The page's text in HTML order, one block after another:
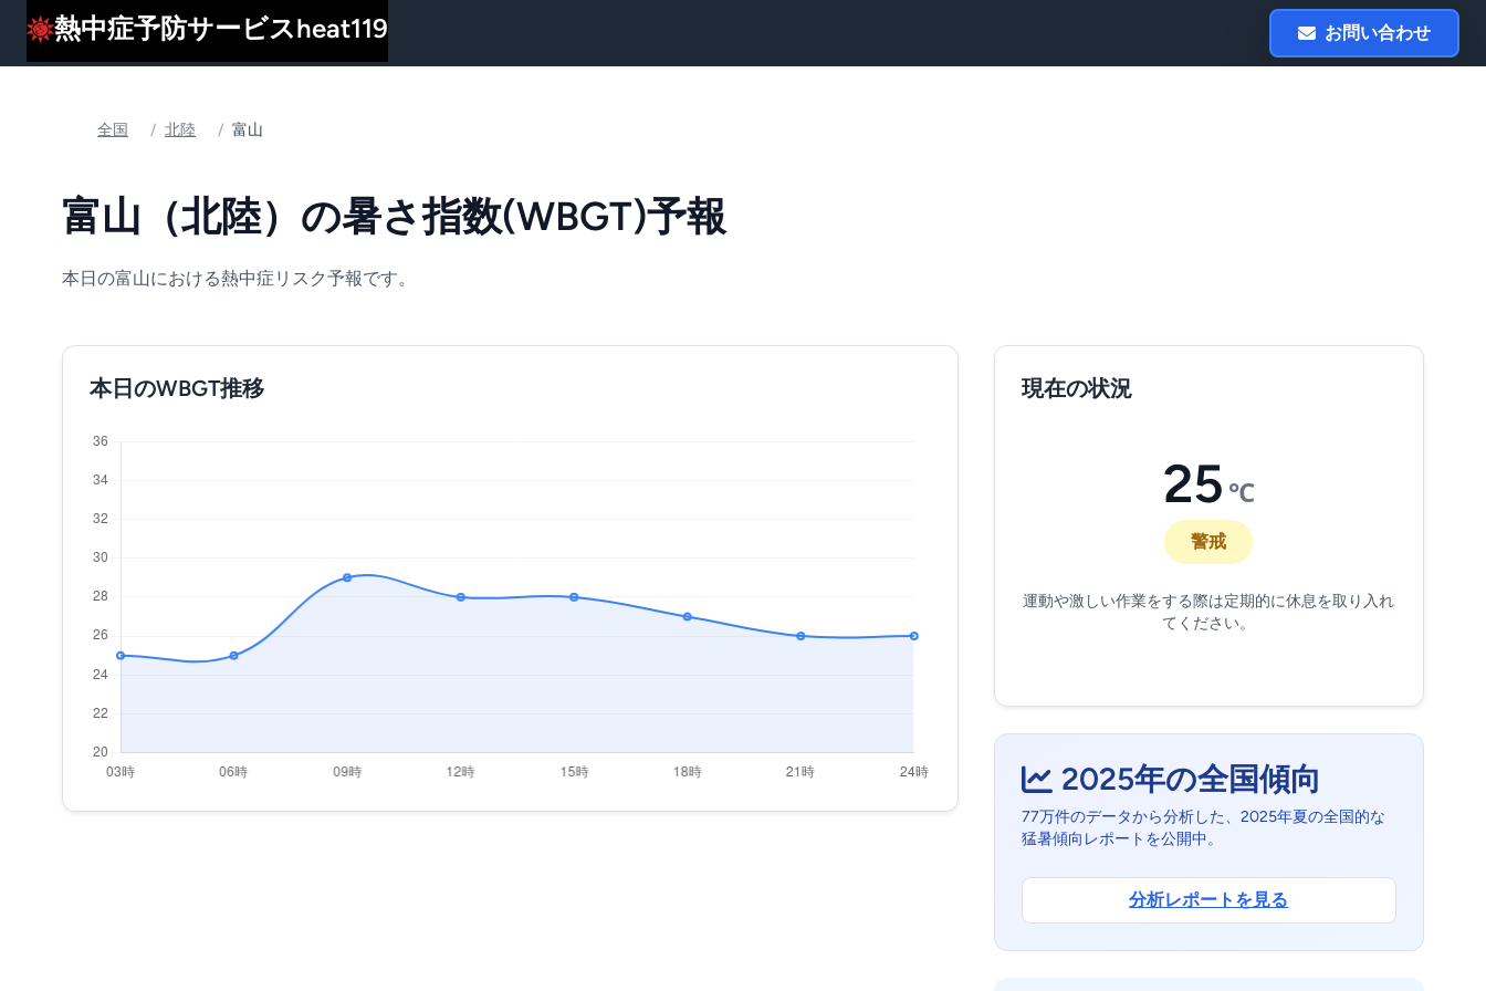
熱中症予防サービスheat119 お問い合わせ
全国 / 北陸 / 富山
富山（北陸）の暑さ指数(WBGT)予報
本日の富山における熱中症リスク予報です。
本日のWBGT推移 現在の状況
25 ℃
警戒
運動や激しい作業をする際は定期的に休息を取り入れ
てください。
2025年の全国傾向
77万件のデータから分析した、2025年夏の全国的な
猛暑傾向レポートを公開中。
分析レポートを見る